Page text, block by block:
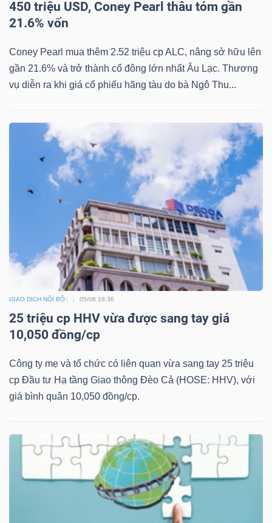
450 triệu USD, Coney Pearl thâu tóm gần
21.6% vốn
Coney Pearl mua thêm 2.52 triệu cp ALC, nâng sở hữu lên
gần 21.6% và trở thành cổ đông lớn nhất Âu Lạc. Thương
vụ diễn ra khi giá cổ phiếu hãng tàu do bà Ngô Thu...
GIAO DỊCH NỘI BỘ 05/08 18:36
25 triệu cp HHV vừa được sang tay giá
10,050 đồng/cp
Công ty mẹ và tổ chức có liên quan vừa sang tay 25 triệu
cp Đầu tư Hạ tầng Giao thông Đèo Cả (HOSE: HHV), với
giá bình quân 10,050 đồng/cp.
YẾU
TIÊU
KHỎE
TÀI
THÔNG